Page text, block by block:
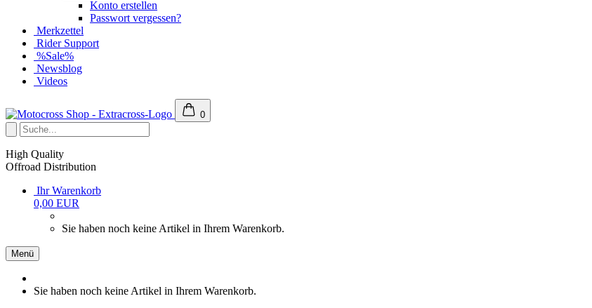
Konto erstellen
Passwort vergessen?
Merkzettel
Rider Support
%Sale%
Newsblog
Videos
0
High Quality
Offroad Distribution
Ihr Warenkorb
0,00 EUR
Sie haben noch keine Artikel in Ihrem Warenkorb.
Menü
Sie haben noch keine Artikel in Ihrem Warenkorb.